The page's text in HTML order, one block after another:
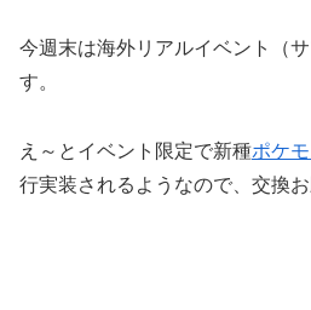
今週末は海外リアルイベント（
す。
え～とイベント限定で新種ポケ
行実装されるようなので、交換